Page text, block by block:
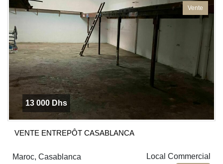
Vente
13 000 Dhs
VENTE ENTREPÔT CASABLANCA
Maroc, Casablanca
Local Commercial